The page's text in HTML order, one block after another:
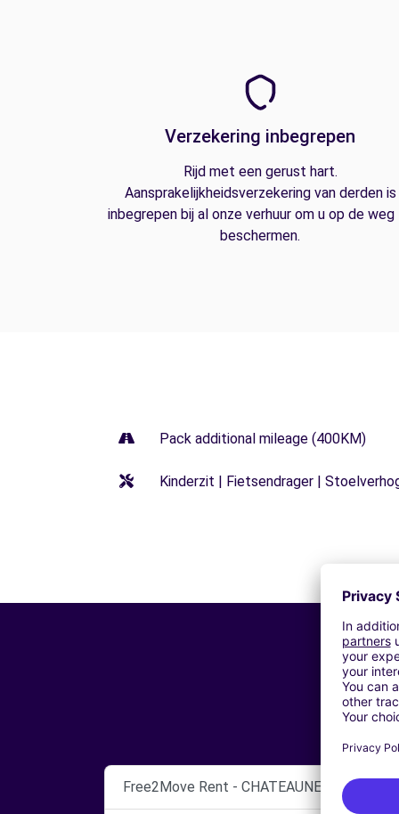
Verzekering inbegrepen
Rijd met een gerust hart.
Aansprakelijkheidsverzekering van derden is
inbegrepen bij al onze verhuur om u op de
beschermen.
Pack additional mileage (400KM)
Kinderzit | Fietsendrager |
Free2Move Rent - CHATEAUNEUF